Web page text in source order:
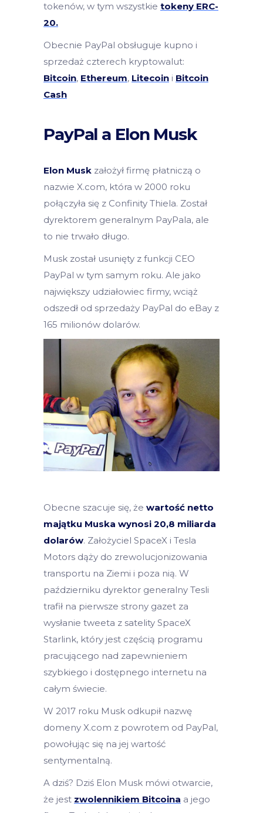
tokenów, w tym wszystkie tokeny ERC-
20.
Obecnie PayPal obsługuje kupno i
sprzedaż czterech kryptowalut:
Bitcoin, Ethereum, Litecoin i Bitcoin
Cash
PayPal a Elon Musk
Elon Musk założył firmę płatniczą o
nazwie X.com, która w 2000 roku
połączyła się z Confinity Thiela. Został
dyrektorem generalnym PayPala, ale
to nie trwało długo.
Musk został usunięty z funkcji CEO
PayPal w tym samym roku. Ale jako
największy udziałowiec firmy, wciąż
odszedł od sprzedaży PayPal do eBay z
165 milionów dolarów.
Obecne szacuje się, że wartość netto
majątku Muska wynosi 20,8 miliarda
dolarów. Założyciel SpaceX i Tesla
Motors dąży do zrewolucjonizowania
transportu na Ziemi i poza nią. W
październiku dyrektor generalny Tesli
trafił na pierwsze strony gazet za
wysłanie tweeta z satelity SpaceX
Starlink, który jest częścią programu
pracującego nad zapewnieniem
szybkiego i dostępnego internetu na
całym świecie.
W 2017 roku Musk odkupił nazwę
domeny X.com z powrotem od PayPal,
powołując się na jej wartość
sentymentalną.
A dziś? Dziś Elon Musk mówi otwarcie,
że jest zwolennikiem Bitcoina a jego